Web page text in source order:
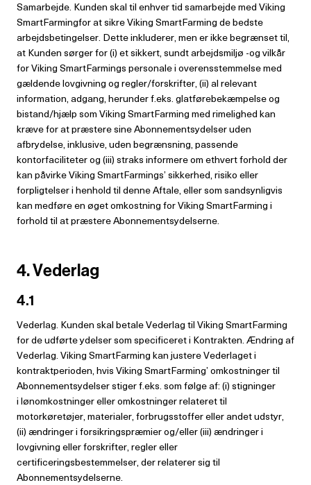
Samarbejde. Kunden skal til enhver tid samarbejde med Viking
SmartFarmingfor at sikre Viking SmartFarming de bedste
arbejdsbetingelser. Dette inkluderer, men er ikke begrænset til,
at Kunden sørger for (i) et sikkert, sundt arbejdsmiljø -og vilkår
for Viking SmartFarmings personale i overensstemmelse med
gældende lovgivning og regler/forskrifter, (ii) al relevant
information, adgang, herunder f.eks. glatførebekæmpelse og
bistand/hjælp som Viking SmartFarming med rimelighed kan
kræve for at præstere sine Abonnementsydelser uden
afbrydelse, inklusive, uden begrænsning, passende
kontorfaciliteter og (iii) straks informere om ethvert forhold der
kan påvirke Viking SmartFarmings’ sikkerhed, risiko eller
forpligtelser i henhold til denne Aftale, eller som sandsynligvis
kan medføre en øget omkostning for Viking SmartFarming i
forhold til at præstere Abonnementsydelserne.
4. Vederlag
4.1
Vederlag. Kunden skal betale Vederlag til Viking SmartFarming
for de udførte ydelser som specificeret i Kontrakten. Ændring af
Vederlag. Viking SmartFarming kan justere Vederlaget i
kontraktperioden, hvis Viking SmartFarming’ omkostninger til
Abonnementsydelser stiger f.eks. som følge af: (i) stigninger
i lønomkostninger eller omkostninger relateret til
motorkøretøjer, materialer, forbrugsstoffer eller andet udstyr,
(ii) ændringer i forsikringspræmier og/eller (iii) ændringer i
lovgivning eller forskrifter, regler eller
certificeringsbestemmelser, der relaterer sig til
Abonnementsydelserne.